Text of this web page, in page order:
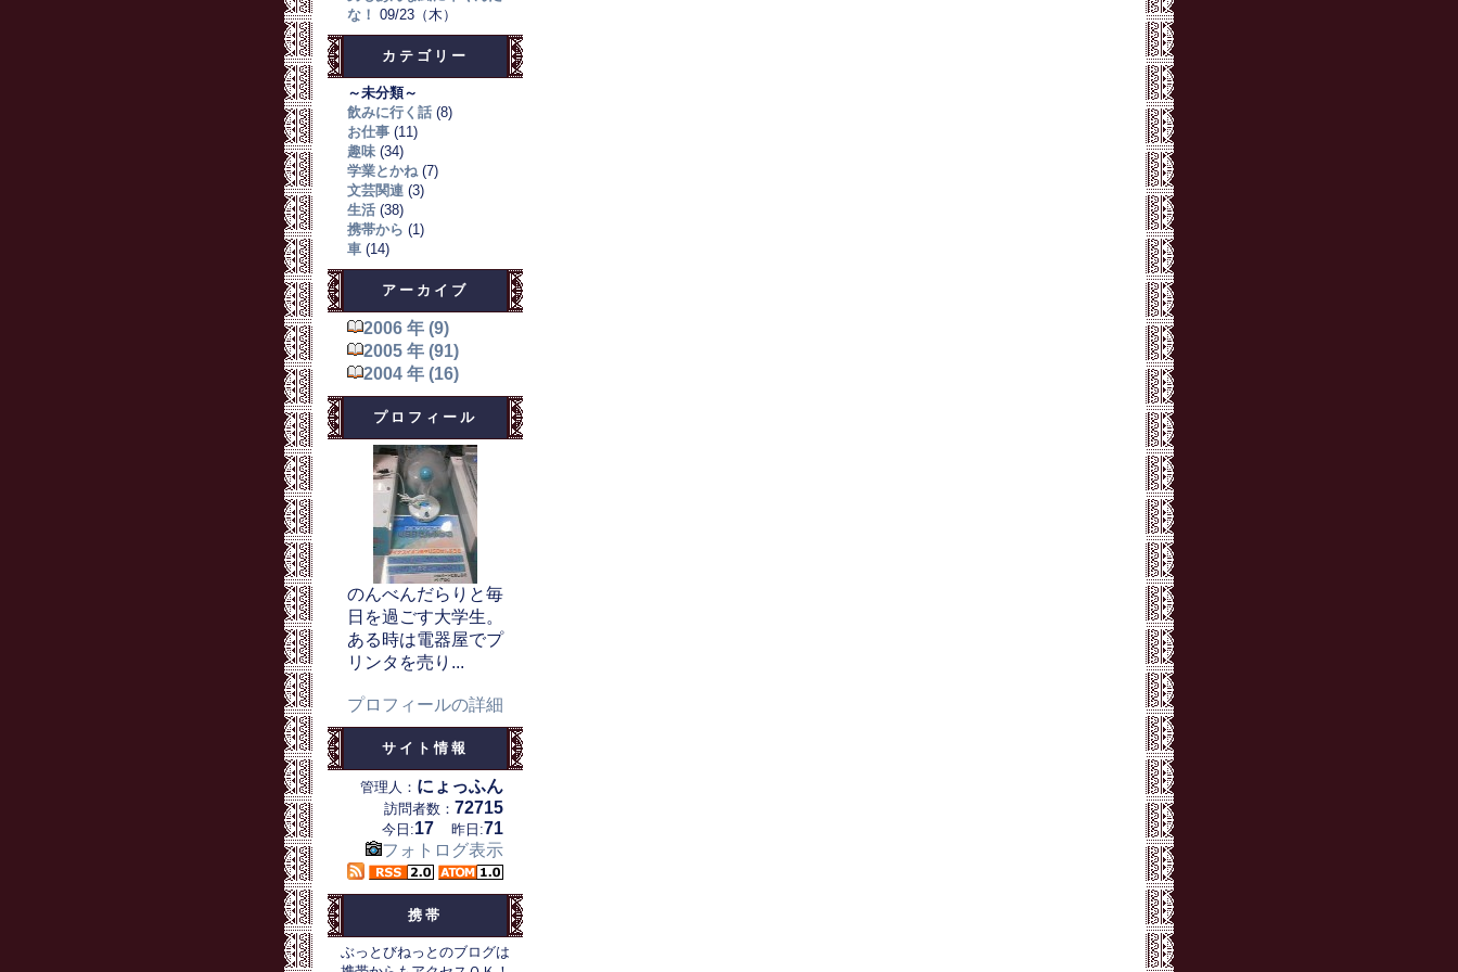
な！ 09/23（木）
カテゴリー
～未分類～
飲みに行く話 (8)
お仕事 (11)
趣味 (34)
学業とかね (7)
文芸関連 (3)
生活 (38)
携帯から (1)
車 (14)
アーカイブ
2006 年 (9)
2005 年 (91)
2004 年 (16)
プロフィール
のんべんだらりと毎
日を過ごす大学生。
ある時は電器屋でプ
リンタを売り...
プロフィールの詳細
サイト情報
管理人： にょっふん
訪問者数： 72715
今日:17 昨日:71
フォトログ表示
携帯
ぶっとびねっとのブログは